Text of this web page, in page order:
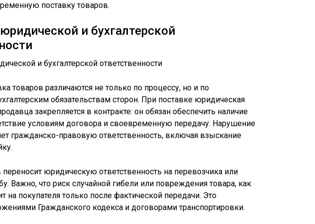
поставку товаров.
и бухгалтерской
товаров различаются не только по процессу, но и по
обязательствам сторон. При поставке юридическая
закрепляется в контракте: он обязан обеспечить наличие
условиям договора и своевременную передачу. Нарушение
гражданско-правовую ответственность, включая взыскание
юридическую ответственность на перевозчика или
Важно, что риск случайной гибели или повреждения товара, как
на покупателя только после фактической передачи. Это
Гражданского кодекса и договорами транспортировки.